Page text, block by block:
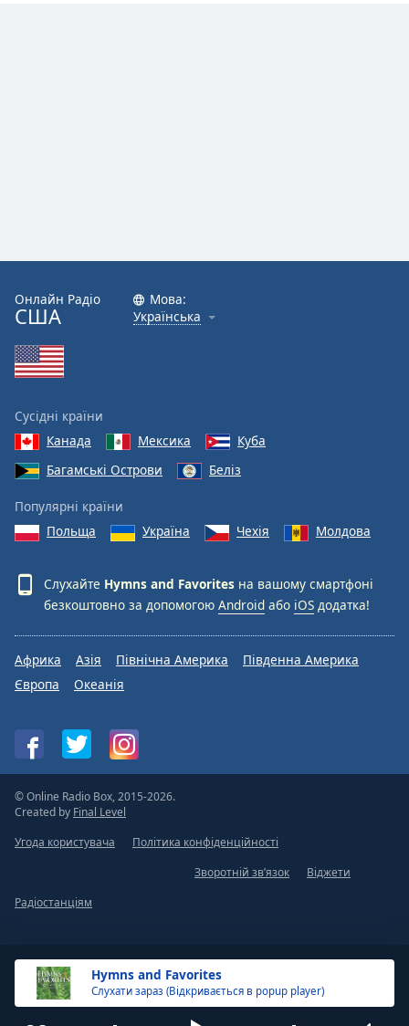
Hymns and Favorites
Слухати зараз (Відкривається в popup player)
Онлайн Радіо
США
Мова:
Українська
Сусідні країни
Канада
Мексика
Куба
Багамські Острови
Беліз
Популярні країни
Польща
Україна Чехія Молдова
Слухайте Hymns and Favorites на вашому смартфоні
безкоштовно за допомогою Android або iOS додатка!
Африка Азія Північна Америка
Південна Америка
Європа
Океанія
© Online Radio Box, 2015-2026.
Created by Final Level
Угода користувача
Політика конфіденційності
Зворотній зв’язок
Віджети
Радіостанціям